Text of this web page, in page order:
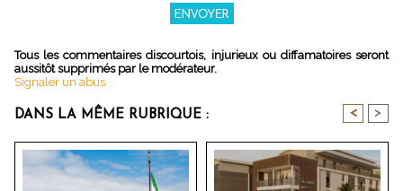
Tous les commentaires discourtois, injurieux ou diffamatoires seront
aussitôt supprimés par le modérateur.
Signaler un abus
DANS LA MÊME RUBRIQUE : < >